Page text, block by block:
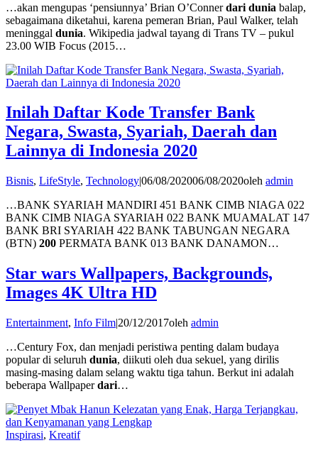
…akan mengupas ‘pensiunnya’ Brian O’Connerdari dunia balap,
sebagaimana diketahui, karena pemeran Brian, Paul Walker, telah
meninggal dunia. Wikipedia jadwal tayang di Trans TV – pukul
23.00 WIB Focus (2015…
Inilah Daftar Kode Transfer Bank
Negara, Swasta, Syariah, Daerah dan
Lainnya di Indonesia 2020
Bisnis, LifeStyle, Technology|06/08/202006/08/2020oleh admin
…BANK SYARIAH MANDIRI 451 BANK CIMB NIAGA 022
BANK CIMB NIAGA SYARIAH 022 BANK MUAMALAT 147
BANK BRI SYARIAH 422 BANK TABUNGAN NEGARA
(BTN) 200 PERMATA BANK 013 BANK DANAMON…
Star wars Wallpapers, Backgrounds,
Images 4K Ultra HD
Entertainment, Info Film|20/12/2017oleh admin
…Century Fox, dan menjadi peristiwa penting dalam budaya
popular di seluruh dunia, diikuti oleh dua sekuel, yang dirilis
masing-masing dalam selang waktu tiga tahun. Berkut ini adalah
beberapa Wallpaperdari…
Inspirasi, Kreatif